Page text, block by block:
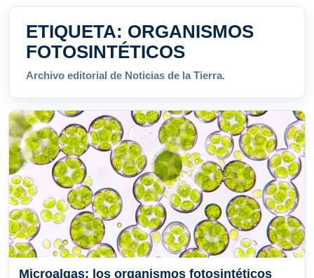
ETIQUETA: ORGANISMOS
FOTOSINTÉTICOS
Archivo editorial de Noticias de la Tierra.
Microalgas: los organismos fotosintéticos